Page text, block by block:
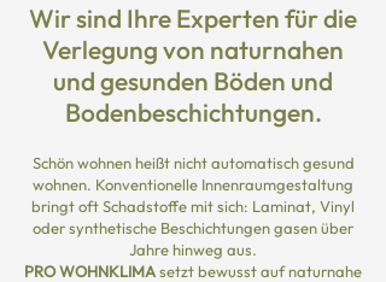
Wir sind Ihre Experten für die
Verlegung von naturnahen
und gesunden Böden und
Bodenbeschichtungen.
Schön wohnen heißt nicht automatisch gesund
wohnen. Konventionelle Innenraumgestaltung
bringt oft Schadstoffe mit sich: Laminat, Vinyl
oder synthetische Beschichtungen gasen über
Jahre hinweg aus.
PRO WOHNKLIMAsetzt bewusst auf naturnahe